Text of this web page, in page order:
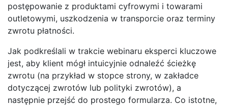
postępowanie z produktami cyfrowymi i towarami
outletowymi, uszkodzenia w transporcie oraz terminy
zwrotu płatności.
Jak podkreślali w trakcie webinaru eksperci kluczowe
jest, aby klient mógł intuicyjnie odnaleźć ścieżkę
zwrotu (na przykład w stopce strony, w zakładce
dotyczącej zwrotów lub polityki zwrotów), a
następnie przejść do prostego formularza. Co istotne,